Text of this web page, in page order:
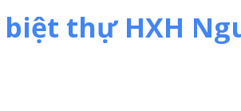
biệt thự HXH